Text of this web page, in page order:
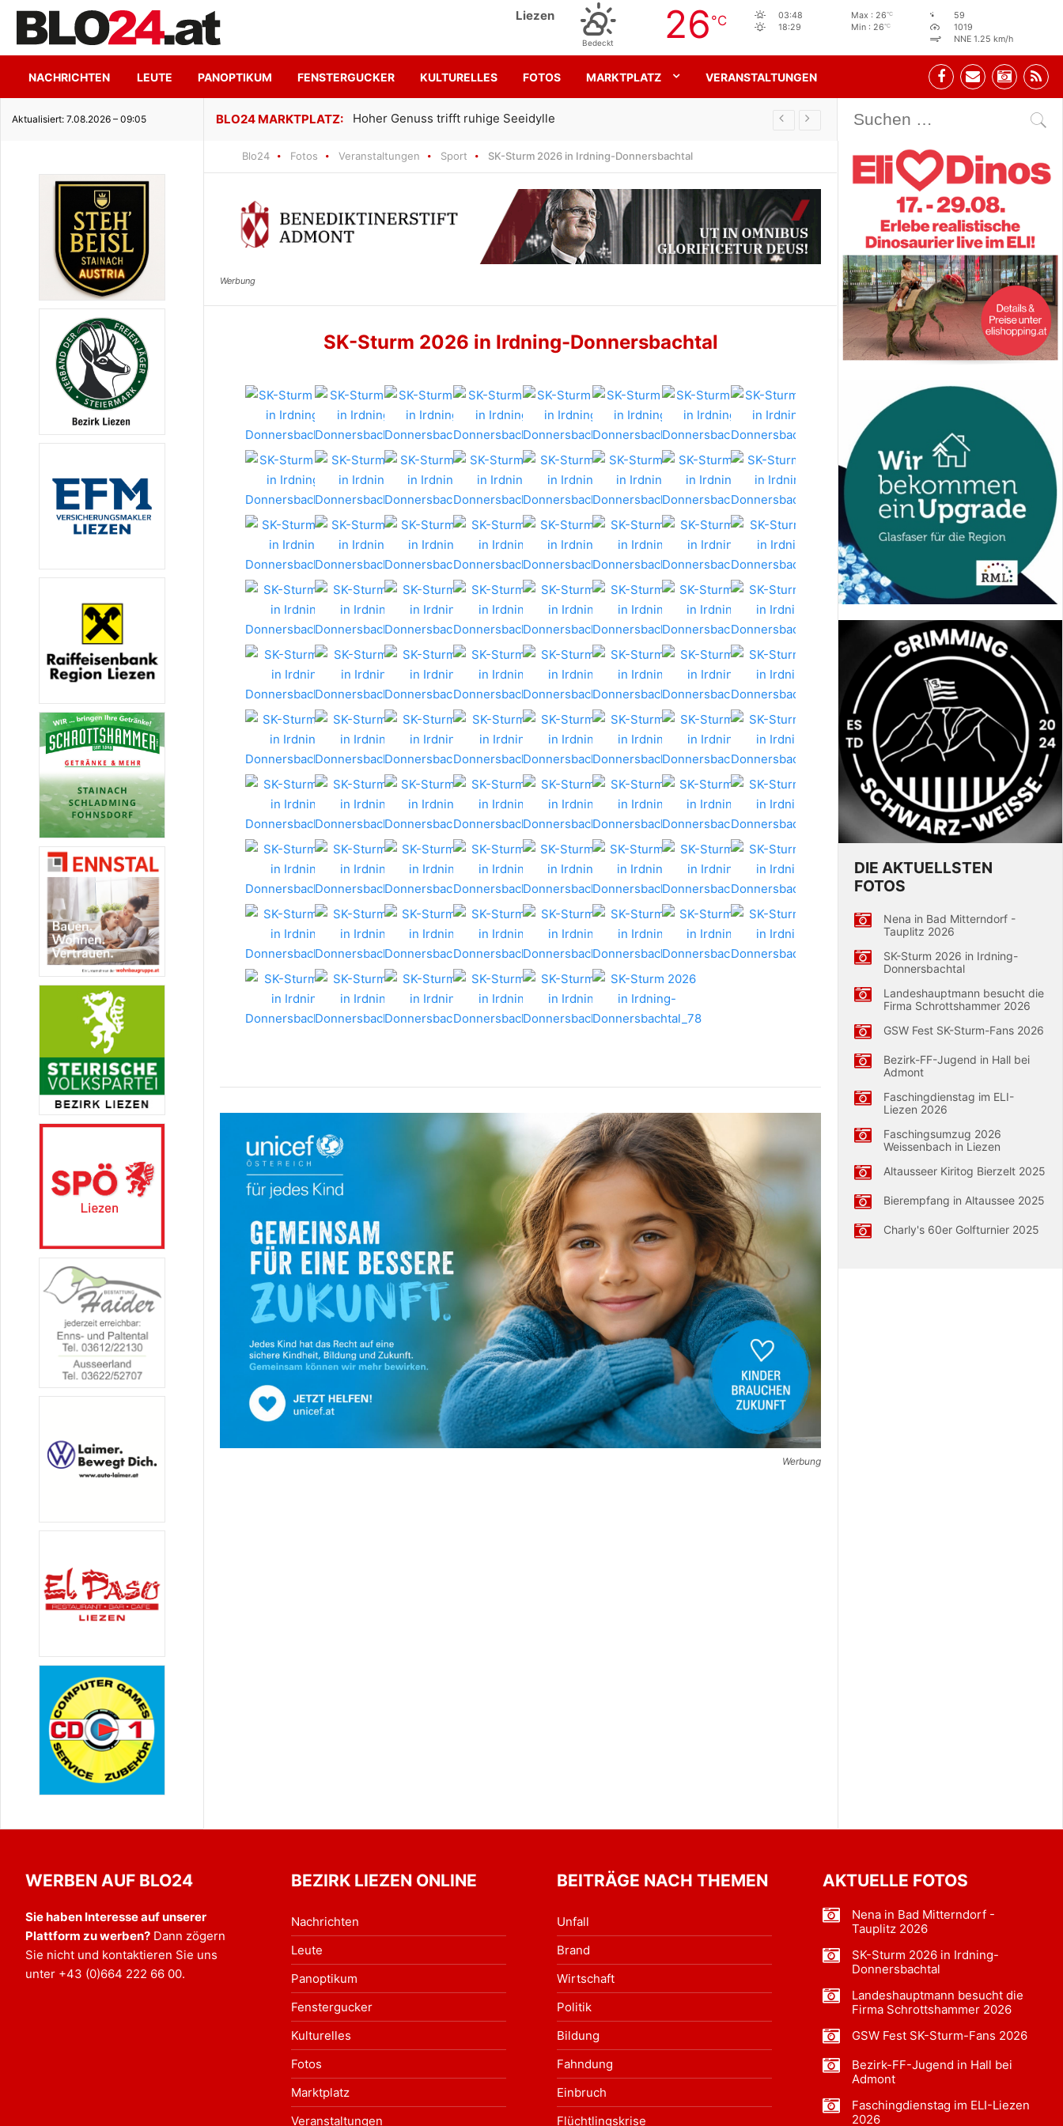
Liezen
Bedeckt 26 °C
03:48
18:29
Max : 26°C
Min : 26°C
59
1019
NNE 1.25 km/h
NACHRICHTEN LEUTE PANOPTIKUM FENSTERGUCKER KULTURELLES FOTOS MARKTPLATZ VERANSTALTUNGEN
Aktualisiert: 7.08.2026 – 09:05
Seeidylle Gemeinsam für den SK Sturm Stehbeisl Stainach Öffnungszeiten
Blo24 Fotos Veranstaltungen Sport SK-Sturm 2026 in Irdning-Donnersbachtal
SK-Sturm 2026 in Irdning-Donnersbachtal
Werbung
DIE AKTUELLSTEN
FOTOS
Nena in Bad Mitterndorf -
Tauplitz 2026
SK-Sturm 2026 in Irdning-
Donnersbachtal
Landeshauptmann besucht die
Firma Schrottshammer 2026
GSW Fest SK-Sturm-Fans 2026
Bezirk-FF-Jugend in Hall bei
Admont
Faschingdienstag im ELI-
Liezen 2026
Faschingsumzug 2026
Weissenbach in Liezen
Altausseer Kiritog Bierzelt 2025
Bierempfang in Altaussee 2025
Charly's 60er Golfturnier 2025
WERBEN AUF BLO24
Sie haben Interesse auf unserer
Plattform zu werben? Dann zögern
Sie nicht und kontaktieren Sie uns
unter +43 (0)664 222 66 00.
BEZIRK LIEZEN ONLINE
Nachrichten
Leute
Panoptikum
Fenstergucker
Kulturelles
Fotos
Marktplatz
Veranstaltungen
BEITRÄGE NACH THEMEN
Unfall
Brand
Wirtschaft
Politik
Bildung
Fahndung
Einbruch
Flüchtlingskrise
AKTUELLE FOTOS
Nena in Bad Mitterndorf -
Tauplitz 2026
SK-Sturm 2026 in Irdning-
Donnersbachtal
Landeshauptmann besucht die
Firma Schrottshammer 2026
GSW Fest SK-Sturm-Fans 2026
Bezirk-FF-Jugend in Hall bei
Admont
Faschingdienstag im ELI-Liezen
2026